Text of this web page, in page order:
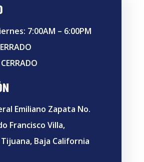
7:00AM – 6:00PM
Emiliano Zapata No.
Francisco Villa,
Tijuana, Baja California